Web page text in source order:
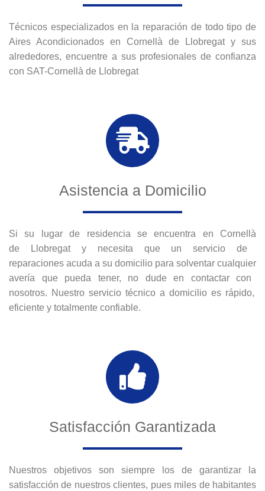
Técnicos especializados en la reparación de todo tipo de
Aires Acondicionados en Cornellà de Llobregat y sus
alrededores, encuentre a sus profesionales de confianza
con SAT-Cornellà de Llobregat
Asistencia a Domicilio
Si su lugar de residencia se encuentra en Cornell à
de Ll obregatynecesita que un servicio de
reparaciones acuda a su domicil io para solventar cual quier
avería que pueda tener, no dude en contactarcon
nosotros. Nuestro servicio técnico a domicil io es rápido,
eficiente y total mente confiable.
Satisfacción Garantizada
Nuestros objetivos son siempre los de garantizar la
satisfacción de nuestros clientes, pues miles de habitantes